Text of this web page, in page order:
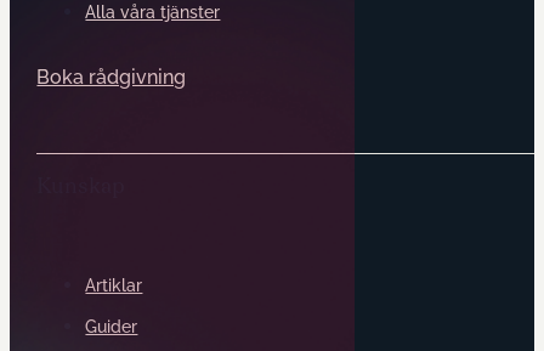
Alla våra tjänster
Boka rådgivning
Artiklar
Guider